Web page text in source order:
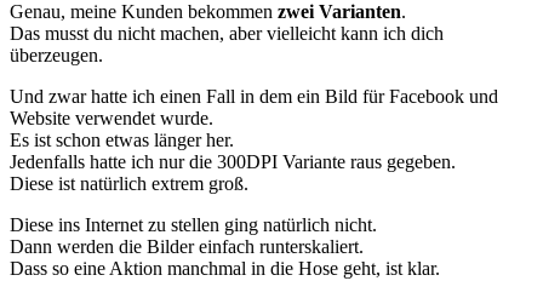
Genau, meine Kunden bekommen zwei Varianten.
Das musst du nicht machen, aber vielleicht kann ich dich
überzeugen.
Und zwar hatte ich einen Fall in dem ein Bild für Facebook und
Website verwendet wurde.
Es ist schon etwas länger her.
Jedenfalls hatte ich nur die 300DPI Variante raus gegeben.
Diese ist natürlich extrem groß.
Diese ins Internet zu stellen ging natürlich nicht.
Dann werden die Bilder einfach runterskaliert.
Dass so eine Aktion manchmal in die Hose geht, ist klar.